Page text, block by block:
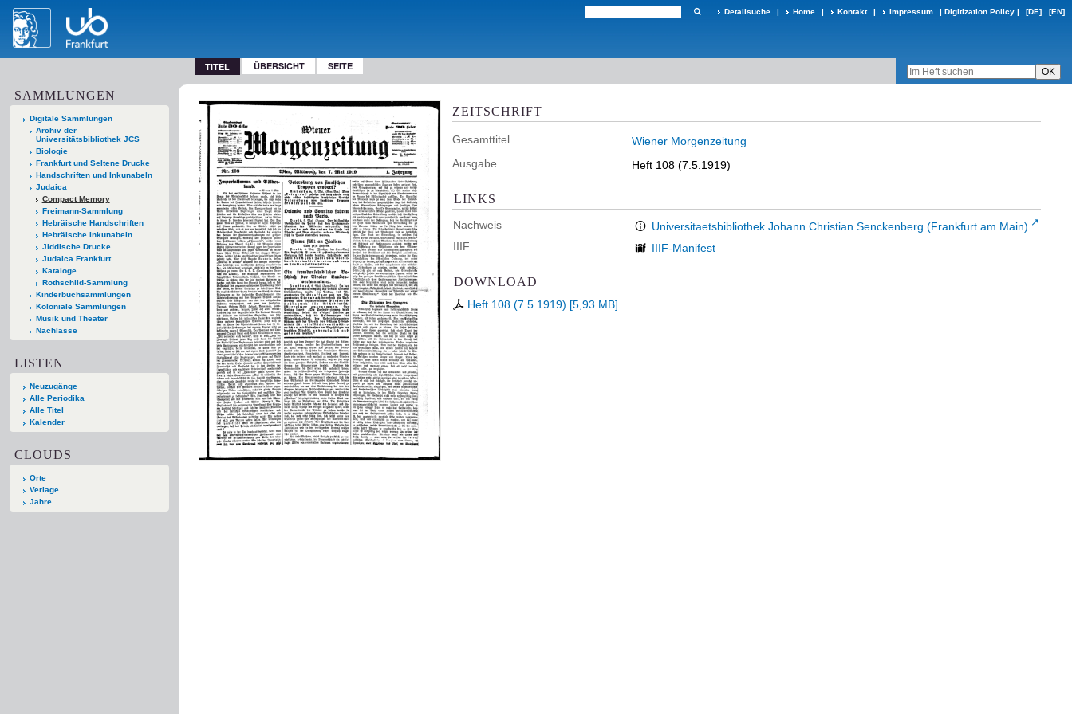
Detailsuche | Home | Kontakt | Impressum | Digitization Policy | [DE] [EN]
TITEL ÜBERSICHT SEITE
SAMMLUNGEN
Digitale Sammlungen
Archiv der
Universitätsbibliothek JCS
Biologie
Frankfurt und Seltene Drucke
Handschriften und Inkunabeln
Judaica
Compact Memory
Freimann-Sammlung
Hebräische Handschriften
Hebräische Inkunabeln
Jiddische Drucke
Judaica Frankfurt
Kataloge
Rothschild-Sammlung
Kinderbuchsammlungen
Koloniale Sammlungen
Musik und Theater
Nachlässe
LISTEN
Neuzugänge
Alle Periodika
Alle Titel
Kalender
CLOUDS
Orte
Verlage
Jahre
ZEITSCHRIFT
Gesamttitel
Wiener Morgenzeitung
Ausgabe
Heft 108 (7.5.1919)
LINKS
Nachweis
Universitaetsbibliothek Johann Christian Senckenberg (Frankfurt am Main)
IIIF
IIIF-Manifest
DOWNLOAD
Heft 108 (7.5.1919) [5,93 MB]